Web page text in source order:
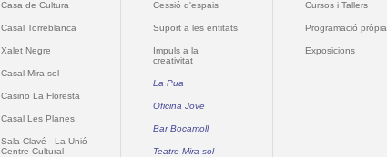
Casa de Cultura
Casal Torreblanca
Xalet Negre
Casal Mira-sol
Casino La Floresta
Casal Les Planes
Sala Clavé - La Unió
Centre Cultural
Cessió d'espais
Suport a les entitats
Impuls a la
creativitat
La Pua
Oficina Jove
Bar Bocamoll
Teatre Mira-sol
Cursos i Tallers
Programació pròpia
Exposicions